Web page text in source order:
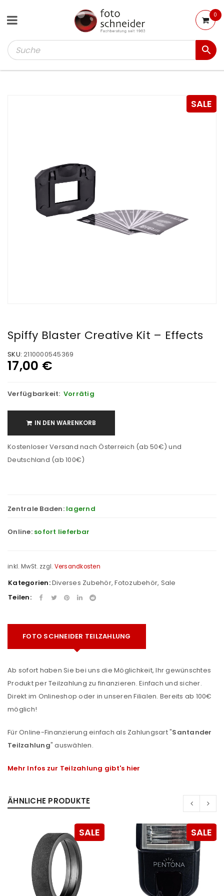
0
SALE
Spiffy Blaster Creative Kit – Effects
SKU: 2110000545369
17,00 €
Verfügbarkeit: Vorrätig
IN DEN WARENKORB
Kostenloser Versand nach Österreich (ab 50€) und
Deutschland (ab 100€)
Zentrale Baden: lagernd
Online: sofort lieferbar
inkl. MwSt. zzgl. Versandkosten
Kategorien:Diverses Zubehör,Fotozubehör, Sale
Teilen:
FOTO SCHNEIDER TEILZAHLUNG
Ab sofort haben Sie bei uns die Möglichkeit, Ihr gewünschtes
Produkt per Teilzahlung zu finanzieren. Einfach und sicher.
Direkt im Onlineshop oder in unseren Filialen. Bereits ab 100€
möglich!
Für Online-Finanzierung einfach als Zahlungsart "Santander
Teilzahlung" auswählen.
Mehr Infos zur Teilzahlung gibt's hier
ÄHNLICHE PRODUKTE
SALE SALE